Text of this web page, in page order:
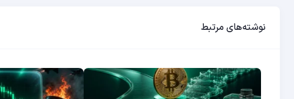
نوشته‌های مرتبط